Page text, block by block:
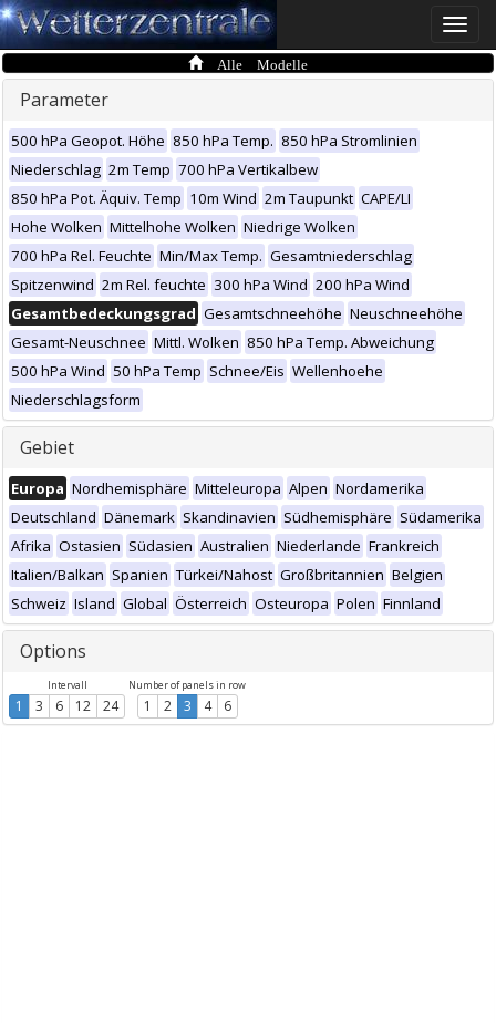
Toggle
Alle Modelle
Parameter
500 hPa Geopot. Höhe 850 hPa Temp. 850 hPa Stromlinien
Niederschlag 2m Temp 700 hPa Vertikalbew
850 hPa Pot. Äquiv. Temp 10m Wind 2m Taupunkt CAPE/LI
Hohe Wolken Mittelhohe Wolken Niedrige Wolken
700 hPa Rel. Feuchte Min/Max Temp. Gesamtniederschlag
Spitzenwind 2m Rel. feuchte 300 hPa Wind 200 hPa Wind
Gesamtbedeckungsgrad Gesamtschneehöhe Neuschneehöhe
Gesamt-Neuschnee Mittl. Wolken 850 hPa Temp. Abweichung
500 hPa Wind 50 hPa Temp Schnee/Eis Wellenhoehe
Niederschlagsform
Gebiet
Europa Nordhemisphäre Mitteleuropa Alpen Nordamerika
Deutschland Dänemark Skandinavien Südhemisphäre Südamerika
Afrika Ostasien Südasien Australien Niederlande Frankreich
Italien/Balkan Spanien Türkei/Nahost Großbritannien Belgien
Schweiz Island Global Österreich Osteuropa Polen Finnland
Options
Intervall
1 3 6 12 24
Number of panels in row
1 2 3 4 6